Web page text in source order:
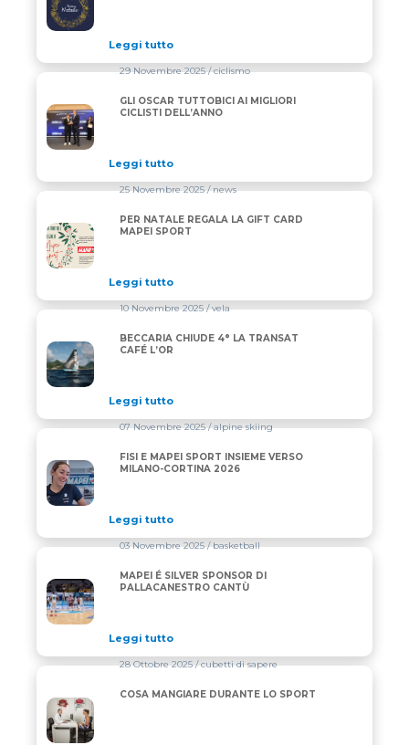
Leggi tutto
GLI OSCAR TUTTOBICI AI MIGLIORI CICLISTI
29 Novembre 2025/ ciclismo
GLI OSCAR TUTTOBICI AI MIGLIORI
CICLISTI DELL’ANNO
Leggi tutto
PER NATALE REGALA LA GIFT CARD MAPEI SPORT
25 Novembre 2025/ news
PER NATALE REGALA LA GIFT CARD
MAPEI SPORT
Leggi tutto
BECCARIA CHIUDE 4° LA TRANSAT CAFÉ L’OR
10 Novembre 2025/ vela
BECCARIA CHIUDE 4° LA TRANSAT
CAFÉ L’OR
Leggi tutto
FISI E MAPEI SPORT INSIEME VERSO MILANO-
07 Novembre 2025/ alpine skiing
FISI E MAPEI SPORT INSIEME VERSO
MILANO-CORTINA 2026
Leggi tutto
MAPEI É SILVER SPONSOR DI PALLACANESTRO
03 Novembre 2025/ basketball
MAPEI É SILVER SPONSOR DI
PALLACANESTRO CANTÙ
Leggi tutto
COSA MANGIARE DURANTE LO SPORT
28 Ottobre 2025/ cubetti di sapere
COSA MANGIARE DURANTE LO SPORT